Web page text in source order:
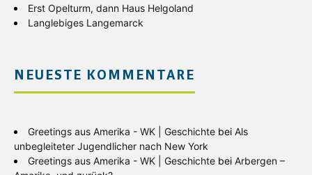
Erst Opelturm, dann Haus Helgoland
Langlebiges Langemarck
NEUESTE KOMMENTARE
Greetings aus Amerika - WK | Geschichte bei Als
unbegleiteter Jugendlicher nach New York
Greetings aus Amerika - WK | Geschichte bei Arbergen –